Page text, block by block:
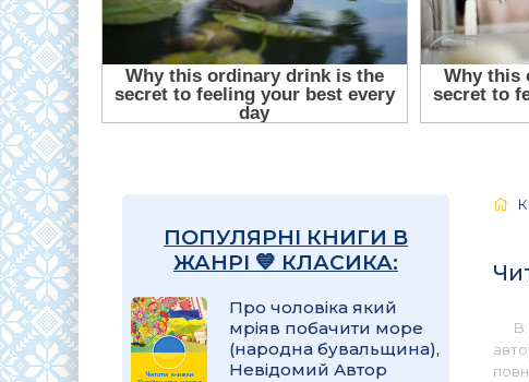
ПОПУЛЯРНІ КНИГИ В
ЖАНРІ 💙 КЛАСИКА:
Про чоловіка який
мріяв побачити море
(народна бувальщина),
Невідомий Автор
В